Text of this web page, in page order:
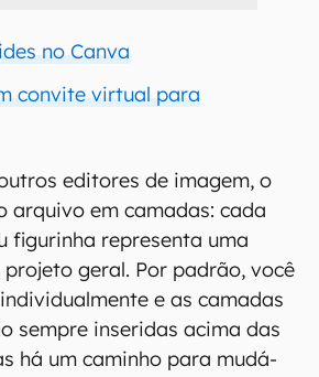
no Canva
convite virtual para
editores de imagem, o
arquivo em camadas: cada
figurinha representa uma
geral. Por padrão, você
e as camadas
sempre inseridas acima das
há um caminho para mudá-